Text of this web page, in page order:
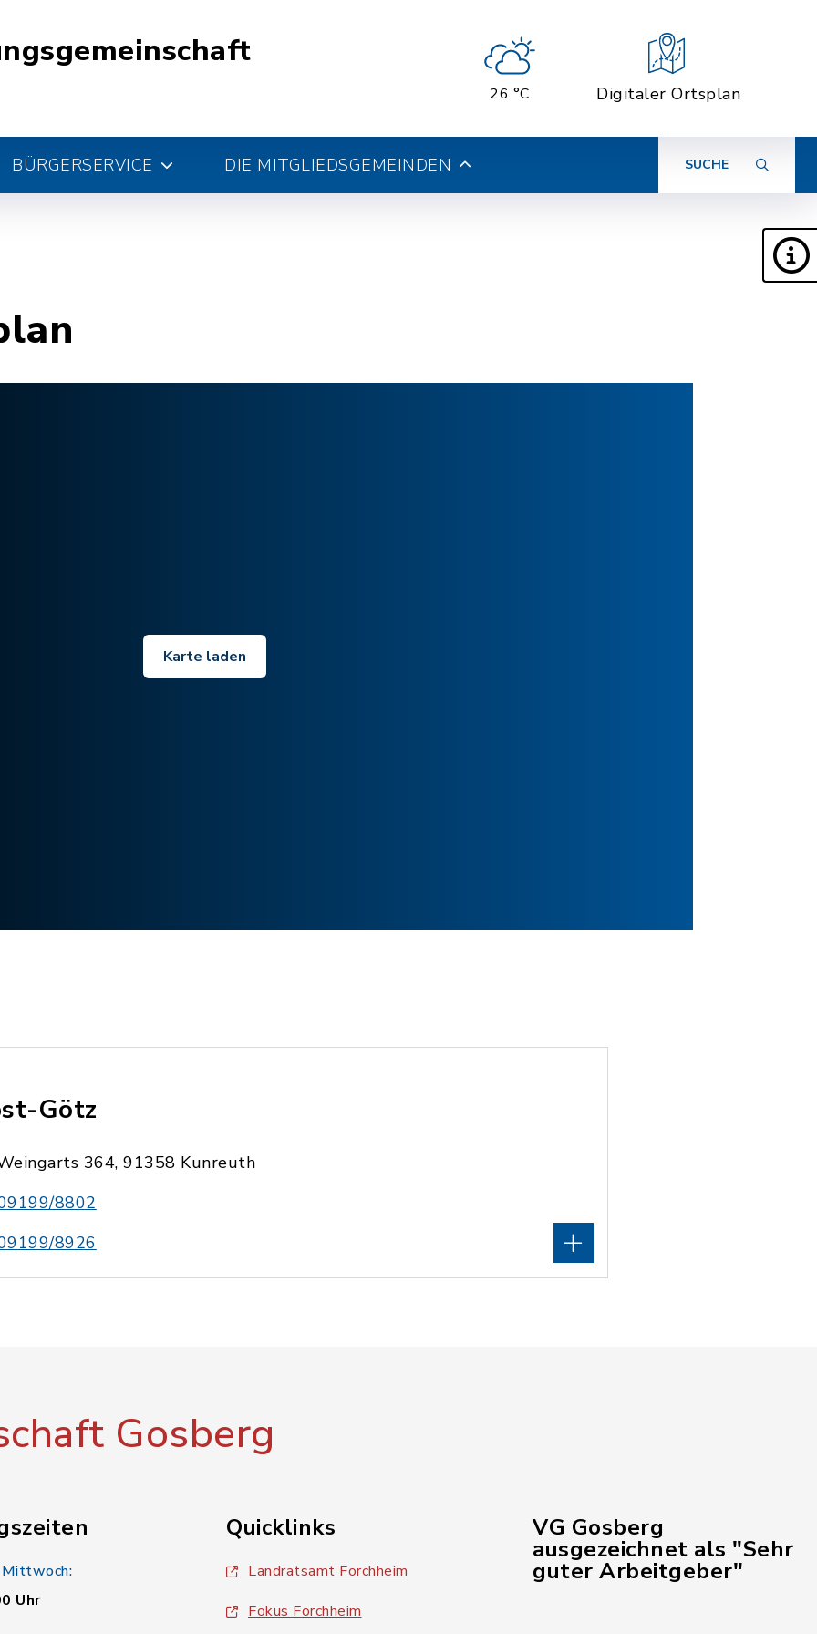
26 °C Digitaler Ortsplan
BÜRGERSERVICE DIE MITGLIEDSGEMEINDEN SUCHE
Karte laden
Götz
364, 91358 Kunreuth
8802
8926
Gosberg
Uhr
Quicklinks
Landratsamt Forchheim
Fokus Forchheim
VG Gosberg
ausgezeichnet als "Sehr
guter Arbeitgeber"